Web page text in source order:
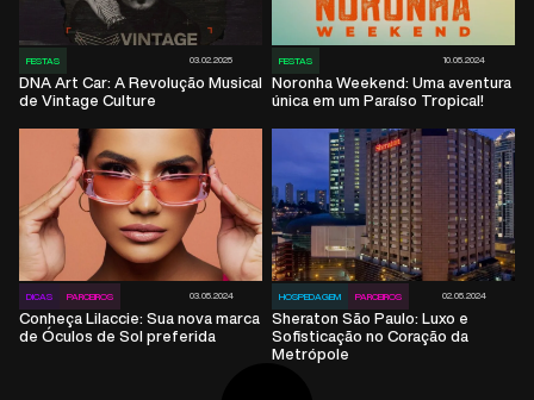
FESTAS 03.02.2025
DNA Art Car: A Revolução Musical
de Vintage Culture
FESTAS 10.05.2024
Noronha Weekend: Uma aventura
única em um Paraíso Tropical!
DICAS PARCEIROS 03.05.2024
Conheça Lilaccie: Sua nova marca
de Óculos de Sol preferida
HOSPEDAGEM PARCEIROS 02.05.2024
Sheraton São Paulo: Luxo e
Sofisticação no Coração da
Metrópole